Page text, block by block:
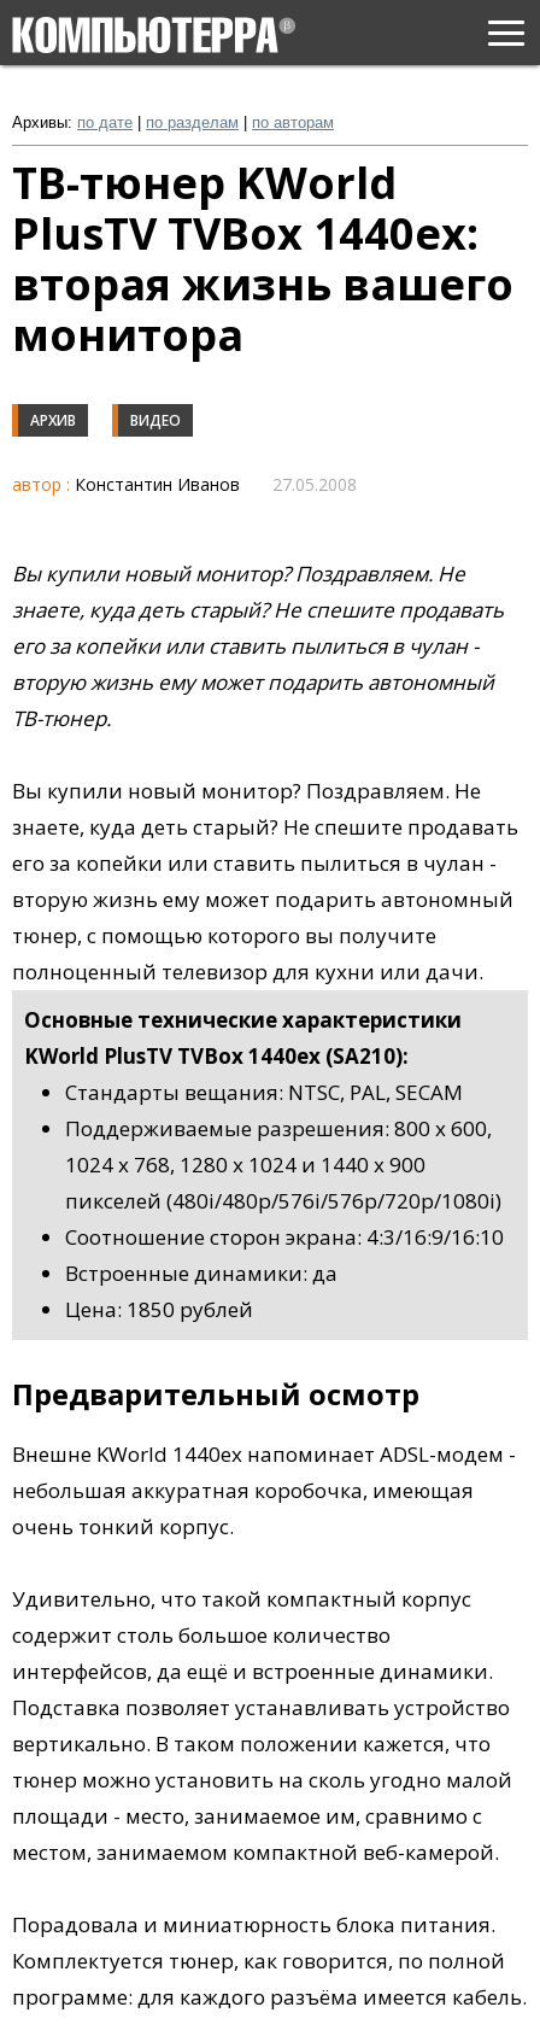
Архивы: по дате по разделам по авторам
ТВ-тюнер KWorld
PlusTV TVBox 1440ex:
вторая жизнь вашего
монитора
АРХИВ ВИДЕО
автор : Константин Иванов 27.05.2008
Вы купили новый монитор? Поздравляем. Не
знаете, куда деть старый? Не спешите продавать
его за копейки или ставить пылиться в чулан -
вторую жизнь ему может подарить автономный
ТВ-тюнер.
Вы купили новый монитор? Поздравляем. Не
знаете, куда деть старый? Не спешите продавать
его за копейки или ставить пылиться в чулан -
вторую жизнь ему может подарить автономный
тюнер, с помощью которого вы получите
полноценный телевизор для кухни или дачи.
Основные технические характеристики
KWorld PlusTV TVBox 1440ex (SA210):
Стандарты вещания: NTSC, PAL, SECAM
Поддерживаемые разрешения: 800 x 600,
1024 x 768, 1280 x 1024 и 1440 x 900
пикселей (480i/480p/576i/576p/720p/1080i)
Соотношение сторон экрана: 4:3/16:9/16:10
Встроенные динамики: да
Цена: 1850 рублей
Предварительный осмотр
Внешне KWorld 1440ex напоминает ADSL-модем -
небольшая аккуратная коробочка, имеющая
очень тонкий корпус.
Удивительно, что такой компактный корпус
содержит столь большое количество
интерфейсов, да ещё и встроенные динамики.
Подставка позволяет устанавливать устройство
вертикально. В таком положении кажется, что
тюнер можно установить на сколь угодно малой
площади - место, занимаемое им, сравнимо с
местом, занимаемом компактной веб-камерой.
Порадовала и миниатюрность блока питания.
Комплектуется тюнер, как говорится, по полной
программе: для каждого разъёма имеется кабель.